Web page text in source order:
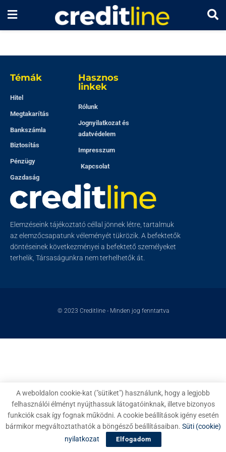
Témák
Hitel
Megtakarítás
Bankszámla
Biztosítás
Pénzügy
Gazdaság
Hasznos
linkek
Rólunk
Jognyilatkozat és
adatvédelem
Impresszum
Kapcsolat
Elemzéseink tájékoztató céllal jönnek létre, tartalmuk
az elemzőcsapatunk véleményét tükrözik. A befektetők
döntéseinek következményei a befektető személyeket
terhelik, Társaságunkra nem terhelhetők át.
© 2023 Creditline- Minden jog fenntartva
A weboldalon cookie-kat ("sütiket") használunk, hogy a legjobb
felhasználói élményt nyújthassuk látogatóinknak, illetve bizonyos
funkciók csak így fognak működni. A cookie beállítások igény esetén
bármikor megváltoztathatók a böngésző beállításaiban. Süti (cookie)
nyilatkozat
Elfogadom